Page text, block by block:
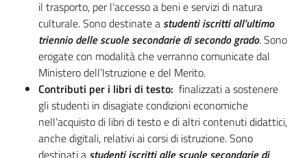
il trasporto, per l’accesso a beni e servizi di natura
culturale. Sono destinate astudenti iscritti all’ultimo
triennio delle scuole secondarie di secondo grado. Sono
erogate con modalità che verranno comunicate dal
Ministero dell’Istruzione e del Merito.
Contributi per i libri di testo: finalizzati a sostenere
gli studenti in disagiate condizioni economiche
nell’acquisto di libri di testo e di altri contenuti didattici,
anche digitali, relativi ai corsi di istruzione. Sono
destinati astudenti iscritti alle scuole secondarie di